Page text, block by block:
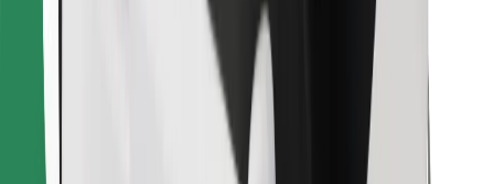
Retrouvez tous vos plats favoris !
Télécharger l'appli Bolt Food